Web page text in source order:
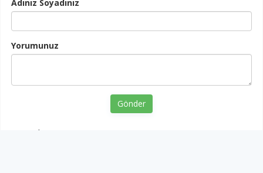
Adınız Soyadınız
Yorumunuz
Gönder
< Yorumlar>